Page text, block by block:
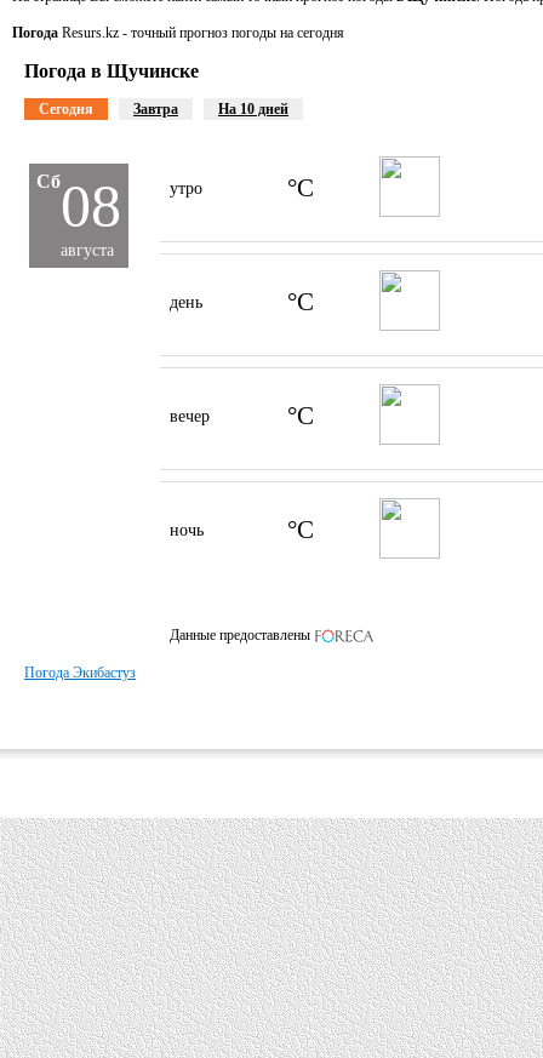
Погода Resurs.kz - точный прогноз погоды на сегодня
Погода в Щучинске
Сегодня Завтра На 10 дней
Сб08
августа
утро °C
день °C
вечер °C
ночь °C
Данные предоставлены
Погода Экибастуз